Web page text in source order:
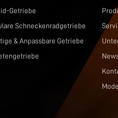
Getriebe
Schneckenradgetriebe
& Anpassbare Getriebe